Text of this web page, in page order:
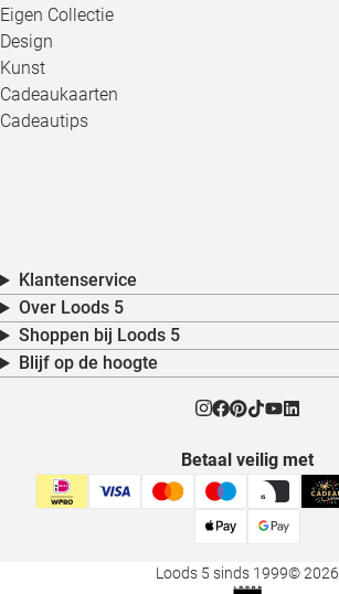
Eigen Collectie
Design
Kunst
Cadeaukaarten
Cadeautips
Klantenservice
Over Loods 5
Shoppen bij Loods 5
Blijf op de hoogte
Betaal veilig met
Loods 5 sinds 1999© 2026